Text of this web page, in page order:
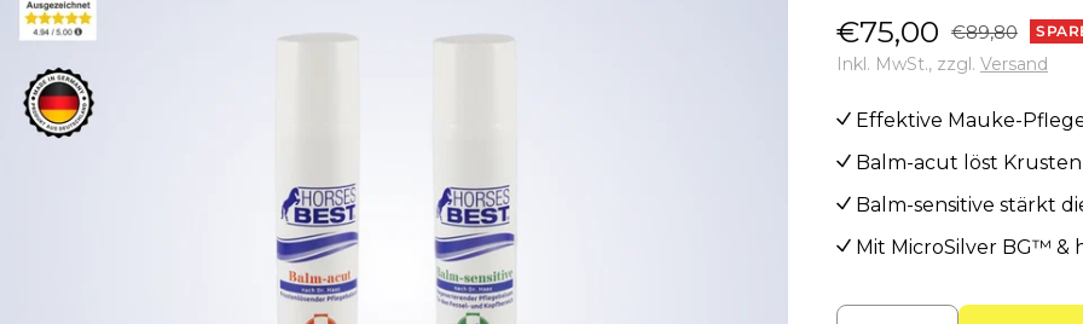
Angebotspreis
€75,00 Regulärer
Preis
€89,80
Inkl. MwSt., zzgl. Versand
Effektive Mauke-
Balm-acut löst
Balm-sensitive stärkt
Mit MicroSilver BG™ &